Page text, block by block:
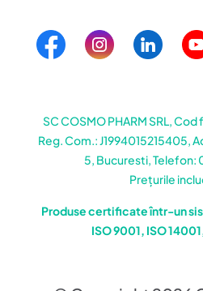
SC COSMO PHARM SRL,
Reg. Com.: J1994015215405,
5, Bucuresti, Telefon:
Prețurile
Produse certificate într-un
ISO 9001, ISO